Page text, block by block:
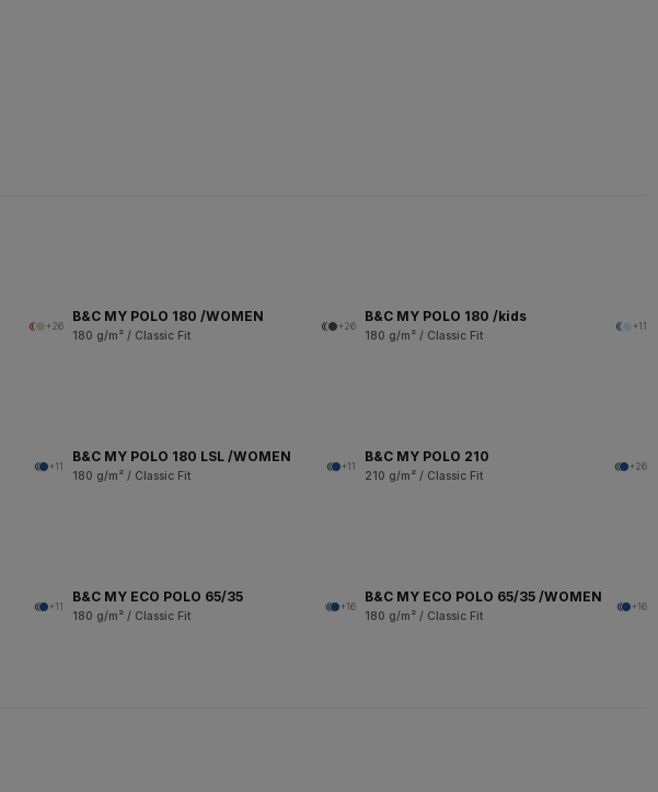
+26
B&C MY POLO 180 /WOMEN
180 g/m² / Classic Fit
+26
B&C MY POLO 180 /kids
180 g/m² / Classic Fit
+11
+11
B&C MY POLO 180 LSL /WOMEN
180 g/m² / Classic Fit
+11
B&C MY POLO 210
210 g/m² / Classic Fit
+26
+11
B&C MY ECO POLO 65/35
180 g/m² / Classic Fit
+16
B&C MY ECO POLO 65/35 /WOMEN
180 g/m² / Classic Fit
+16